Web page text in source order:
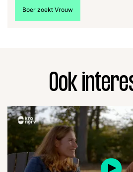
Bekijk meer artikelen over:
Boer zoekt Vrouw
Ook